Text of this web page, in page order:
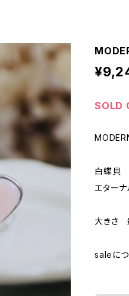
SOLD
白蝶貝
エター
大きさ
saleに